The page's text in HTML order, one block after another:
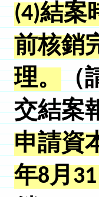
(4)結案
前核銷
理。 （
交結案
申請資
年8月